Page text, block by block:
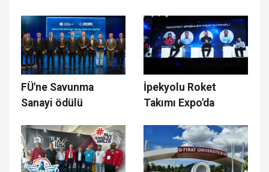
geleceğe ilham
ve Yüksek
Performans Bir Arada
FÜ'ne Savunma
Sanayi ödülü
İpekyolu Roket
Takımı Expo'da